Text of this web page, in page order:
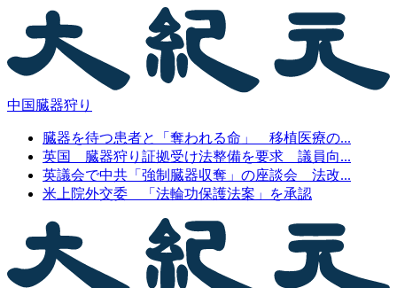
中国臓器狩り
臓器を待つ患者と「奪われる命」 移植医療の...
英国 臓器狩り証拠受け法整備を要求 議員向...
英議会で中共「強制臓器収奪」の座談会 法改...
米上院外交委 「法輪功保護法案」を承認